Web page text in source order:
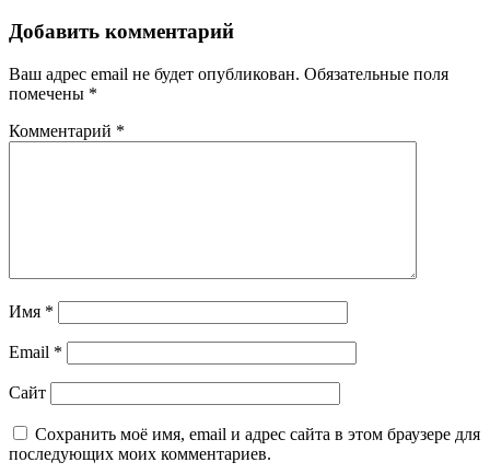
Добавить комментарий
Ваш адрес email не будет опубликован. Обязательные поля
помечены *
Комментарий *
Имя *
Email *
Сайт
Сохранить моё имя, email и адрес сайта в этом браузере для
последующих моих комментариев.